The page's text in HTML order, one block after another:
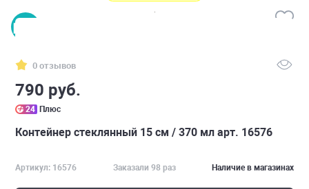
0 отзывов
790 руб.
24 Плюс
Контейнер стеклянный 15 см / 370 мл арт. 16576
Артикул: 16576 Заказали 98 раз Наличие в магазинах